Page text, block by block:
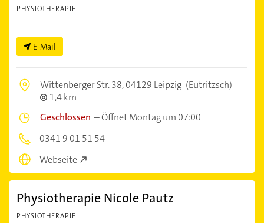
PHYSIOTHERAPIE
E-Mail
Wittenberger Str. 38,04129 Leipzig (Eutritzsch)
1,4 km
Geschlossen –Öffnet Montag um 07:00
0341 9 01 51 54
Webseite
Physiotherapie Nicole Pautz
PHYSIOTHERAPIE